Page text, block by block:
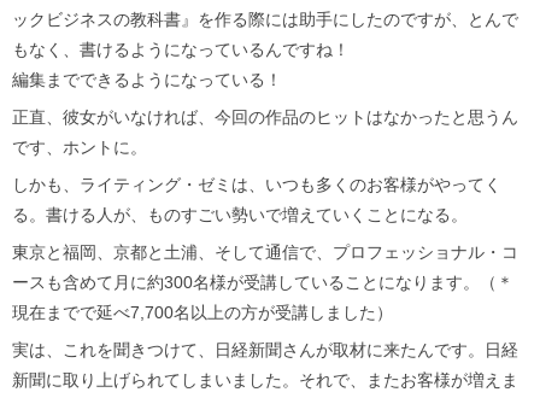
ックビジネスの教科書』を作る際には助手にしたのですが、とんで
もなく、書けるようになっているんですね！
編集までできるようになっている！
正直、彼女がいなければ、今回の作品のヒットはなかったと思うん
です、ホントに。
しかも、ライティング・ゼミは、いつも多くのお客様がやってく
る。書ける人が、ものすごい勢いで増えていくことになる。
東京と福岡、京都と土浦、そして通信で、プロフェッショナル・コ
ースも含めて月に約300名様が受講していることになります。（＊
現在までで延べ7,700名以上の方が受講しました）
実は、これを聞きつけて、日経新聞さんが取材に来たんです。日経
新聞に取り上げられてしまいました。それで、またお客様が増えま